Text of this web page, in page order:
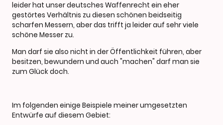
leider hat unser deutsches Waffenrecht ein eher
gestörtes Verhältnis zu diesen schönen beidseitig
scharfen Messern, aber das trifft ja leider auf sehr viele
schöne Messer zu.
Man darf sie also nicht in der Öffentlichkeit führen, aber
besitzen, bewundern und auch "machen" darf man sie
zum Glück doch.
Im folgenden einige Beispiele meiner umgesetzten
Entwürfe auf diesem Gebiet: